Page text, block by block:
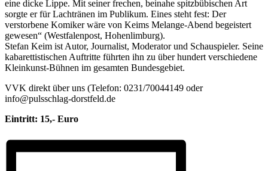
eine dicke Lippe. Mit seiner frechen, beinahe spitzbübischen Art
sorgte er für Lachtränen im Publikum. Eines steht fest: Der
verstorbene Komiker wäre von Keims Melange-Abend begeistert
gewesen“ (Westfalenpost, Hohenlimburg).
Stefan Keim ist Autor, Journalist, Moderator und Schauspieler. Seine
kabarettistischen Auftritte führten ihn zu über hundert verschiedene
Kleinkunst-Bühnen im gesamten Bundesgebiet.
VVK direkt über uns (Telefon: 0231/70044149 oder
info@pulsschlag-dorstfeld.de
Eintritt: 15,- Euro